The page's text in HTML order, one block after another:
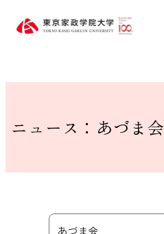
HOME ニュース あづま会
ニュース：あづま会